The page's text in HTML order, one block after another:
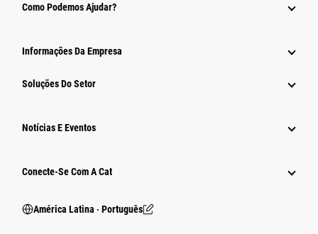
Como Podemos Ajudar?
Informações Da Empresa
Soluções Do Setor
Notícias E Eventos
Conecte-Se Com A Cat
América Latina ‧ Português